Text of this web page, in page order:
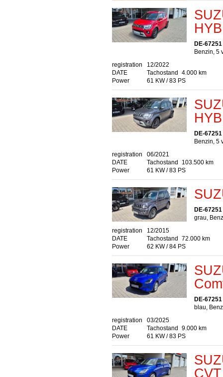
DE-
Benzin, 5
registration
DATE
12/2022
Tachostand 4.000 km
Power
61 KW / 83 PS
DE-
Benzin, 5
registration
DATE
06/2021
Tachostand
103.500 km
Power
61 KW / 83 PS
DE-
grau,
registration
DATE
12/2015
Tachostand 72.000 km
Power
62 KW / 84 PS
DE-
blau,
registration
DATE
03/2025
Tachostand 9.000 km
Power
61 KW / 83 PS